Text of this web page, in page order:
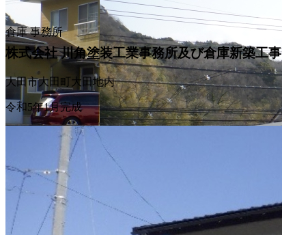
倉庫 事務所
株式会社 川角塗装工業事務所及び倉庫新築工事
大田市大田町大田地内
令和5年1月完成